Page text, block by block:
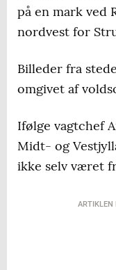
på en mark ved
nordvest for
Billeder fra
omgivet af
Ifølge vagtchef
Midt- og
ikke selv været
ARTIKLEN